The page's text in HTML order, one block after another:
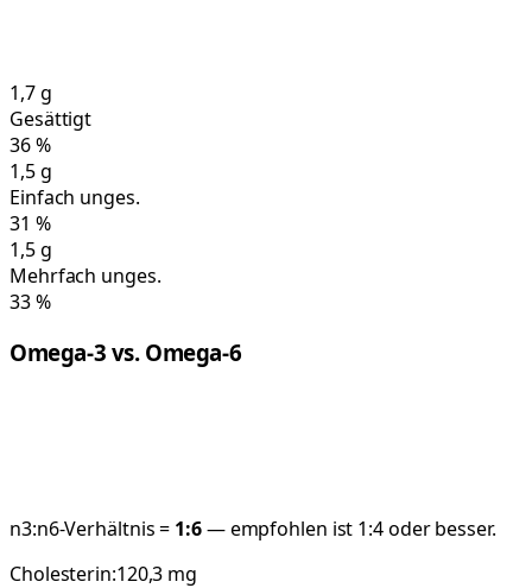
1,7g
Gesättigt
36%
1,5g
Einfach unges.
31 %
1,5g
Mehrfach unges.
33%
Omega-3 vs. Omega-6
n3:n6-Verhältnis = 1:6— empfohlen ist 1:4 oder besser.
Cholesterin:120,3 mg